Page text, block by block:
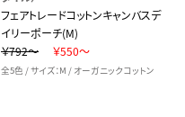
フェアトレードコットンキャンバスデ
イリーポーチ(M)
￥792～
￥550～
全5色 / サイズ：M / オーガニックコットン